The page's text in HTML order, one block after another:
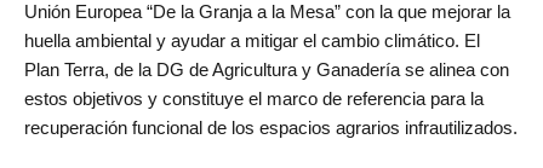
Unión Europea “De la Granja a la Mesa” con la que mejorar la
huella ambiental y ayudar a mitigar el cambio climático. El
Plan Terra, de la DG de Agricultura y Ganadería se alinea con
estos objetivos y constituye el marco de referencia para la
recuperación funcional de los espacios agrarios infrautilizados.